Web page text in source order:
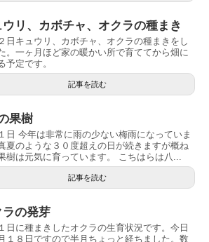
ウリ、カボチャ、オクラの種まき
日キュウリ、カボチャ、オクラの種まきをし
。一ヶ月ほど家の暖かい所で育ててから畑に
予定です。
記事を読む
果樹
日 今年は非常に雨の少ない梅雨になっていま
夏のような３０度超えの日が続きますが概ね
樹は元気に育っています。 こちはらは八...
記事を読む
ラの発芽
日に種まきしたオクラの生育状況です。今日
１８日ですので半月ちょっと経ちました。数